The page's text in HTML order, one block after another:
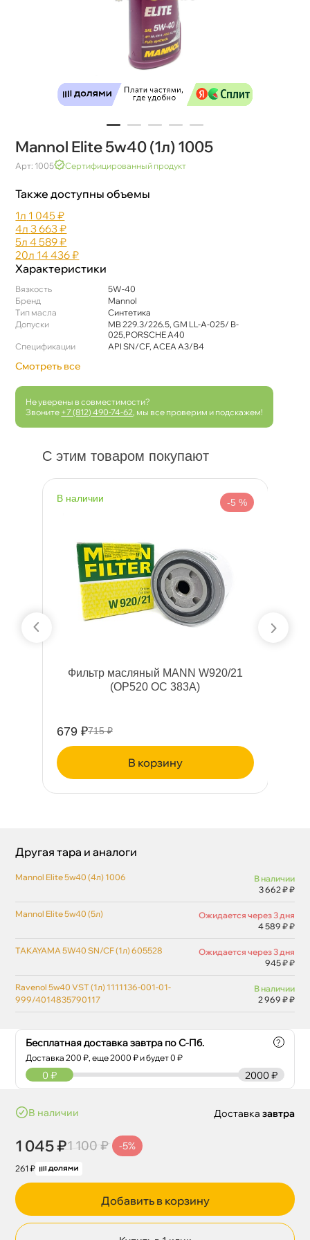
Mannol Elite 5w40 (1л) 1005
Арт: 1005 Сертифицированный продукт
Также доступны объемы
1л 1 045 ₽
4л 3 663 ₽
5л 4 589 ₽
20л 14 436 ₽
Характеристики
язкость
5W-40
Бренд
Mannol
Тип масла
Синтетика
Допуски
MB 229.3/226.5, GM LL-A-025/ B-
025,PORSCHE A40
Спецификации
API SN/CF, ACEA A3/B4
Смотреть все
Не уверены в совместимости?
Звоните +7 (812) 490-74-62 , мы все проверим и подскажем!
С этим товаром покупают
наличии -5 %
Фильтр масляный MANN W920/21
(OP520 OC 383A)
679 ₽715 ₽
корзину
Бесплатная доставка завтра по С-Пб.
Доставка200 ₽, еще2000 ₽ и будет 0 ₽
?
2000 ₽
0 ₽
наличии
1 045 ₽1 100 ₽ -5%
261 ₽
Доставка завтра
Добавить в корзину
Другая тара и аналоги
Mannol Elite 5w40 (4л) 1006
наличии
3 662 ₽ ₽
Mannol Elite 5w40 (5л)
Ожидается через 3 дня
4 589 ₽ ₽
TAKAYAMA 5W40 SN/CF (1л) 605528
Ожидается через 3 дня
945 ₽ ₽
Ravenol 5w40 VST (1л) 1111136-001-01-
999/4014835790117
наличии
2 969 ₽ ₽